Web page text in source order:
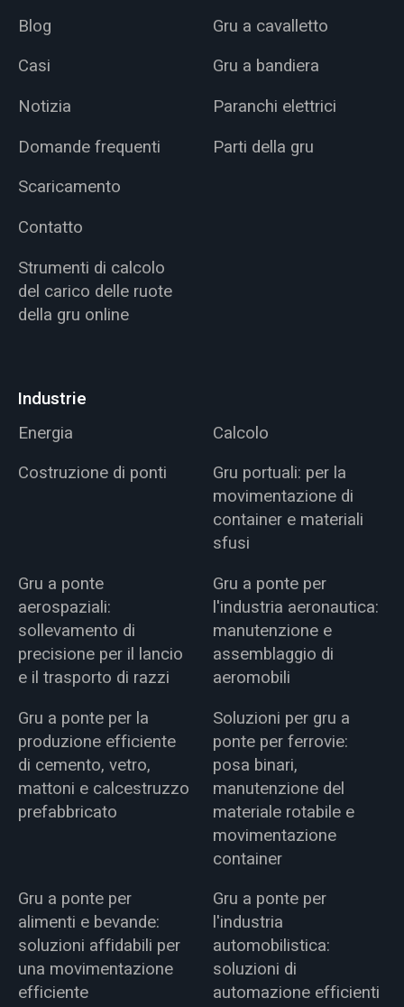
Blog
Casi
Notizia
Domande frequenti
Scaricamento
Contatto
Strumenti di calcolo
del carico delle ruote
della gru online
Gru a cavalletto
Gru a bandiera
Paranchi elettrici
Parti della gru
Industrie
Energia
Calcolo
Costruzione di ponti
Gru portuali: per la
movimentazione di
container e materiali
sfusi
Gru a ponte
aerospaziali:
sollevamento di
precisione per il lancio
e il trasporto di razzi
Gru a ponte per
l'industria aeronautica:
manutenzione e
assemblaggio di
aeromobili
Gru a ponte per la
produzione efficiente
di cemento, vetro,
mattoni e calcestruzzo
prefabbricato
Soluzioni per gru a
ponte per ferrovie:
posa binari,
manutenzione del
materiale rotabile e
movimentazione
container
Gru a ponte per
alimenti e bevande:
soluzioni affidabili per
una movimentazione
efficiente
Gru a ponte per
l'industria
automobilistica:
soluzioni di
automazione efficienti